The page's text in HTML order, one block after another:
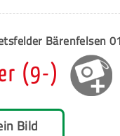
Bärenfelsen
(9-)
Bild